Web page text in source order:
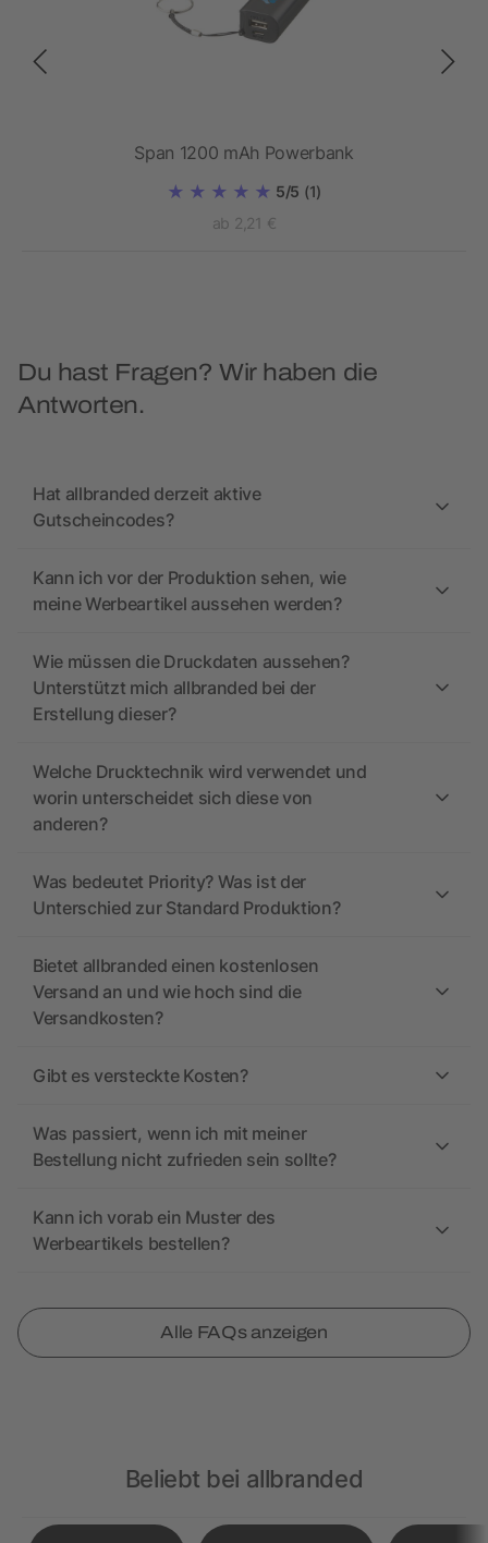
Span 1200 mAh Powerbank
5/5 (1)
ab 2,21 €
Du hast Fragen? Wir haben die
Antworten.
Hat allbranded derzeit aktive
Gutscheincodes?
Kann ich vor der Produktion sehen, wie
meine Werbeartikel aussehen werden?
Wie müssen die Druckdaten aussehen?
Unterstützt mich allbranded bei der
Erstellung dieser?
Welche Drucktechnik wird verwendet und
worin unterscheidet sich diese von
anderen?
Was bedeutet Priority? Was ist der
Unterschied zur Standard Produktion?
Bietet allbranded einen kostenlosen
Versand an und wie hoch sind die
Versandkosten?
Gibt es versteckte Kosten?
Was passiert, wenn ich mit meiner
Bestellung nicht zufrieden sein sollte?
Kann ich vorab ein Muster des
Werbeartikels bestellen?
Alle FAQs anzeigen
Beliebt bei allbranded